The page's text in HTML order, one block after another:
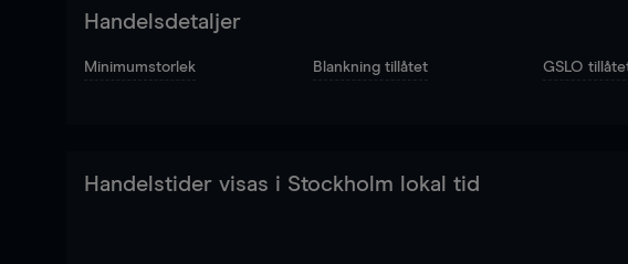
Handelsdetaljer
Minimumstorlek Blankning tillåtet GSLO
Handelstider visas i Stockholm lokal tid